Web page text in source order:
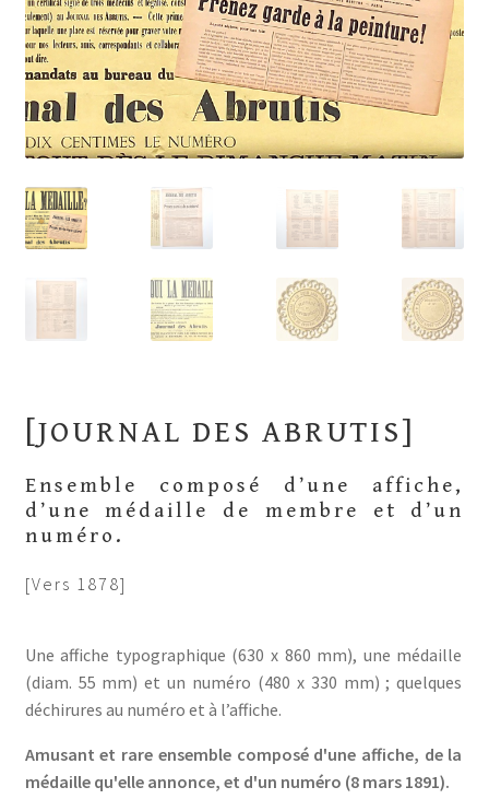
[JOURNAL DES ABRUTIS]
Ensemble composé d’une affiche,
d’une médaille de membre et d’un
numéro.
[Vers 1878]
Une affiche typographique (630 x 860 mm), une médaille
(diam. 55 mm) et un numéro (480 x 330 mm) ; quelques
déchirures au numéro et à l’affiche.
Amusant et rare ensemble composé d'une affiche, de la
médaille qu'elle annonce, et d'un numéro (8 mars 1891).